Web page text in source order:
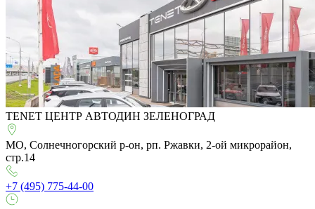
TENET ЦЕНТР АВТОДИН ЗЕЛЕНОГРАД
МО, Солнечногорский р-он, рп. Ржавки, 2-ой микрорайон,
стр.14
+7 (495) 775-44-00